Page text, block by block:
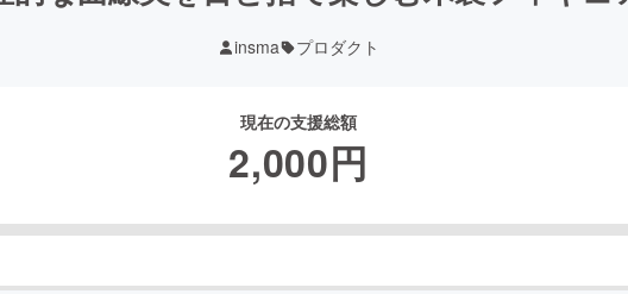
insma プロダクト
現在の支援総額
2,000円